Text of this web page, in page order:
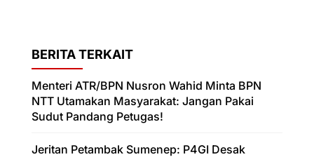
BERITA TERKAIT
Menteri ATR/BPN Nusron Wahid Minta BPN
NTT Utamakan Masyarakat: Jangan Pakai
Sudut Pandang Petugas!
Jeritan Petambak Sumenep: P4GI Desak